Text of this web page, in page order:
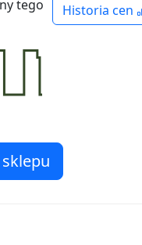
Historia cen
tego